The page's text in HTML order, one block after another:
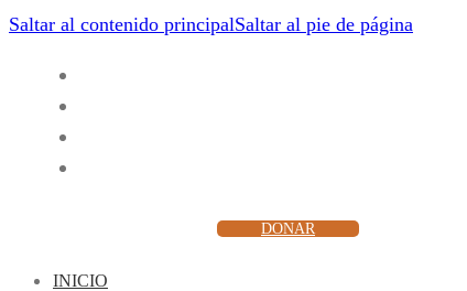
Saltar al contenido principalSaltar al pie de página
DONAR
INICIO